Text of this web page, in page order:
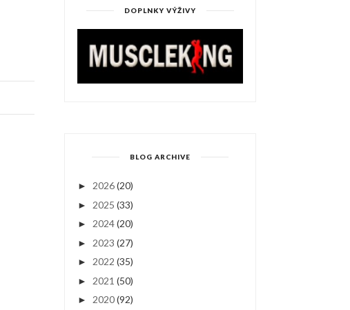
DOPLNKY VÝŽIVY
BLOG ARCHIVE
► 2026(20)
► 2025 (33)
► 2024(20)
► 2023 (27)
► 2022 (35)
► 2021 (50)
► 2020(92)